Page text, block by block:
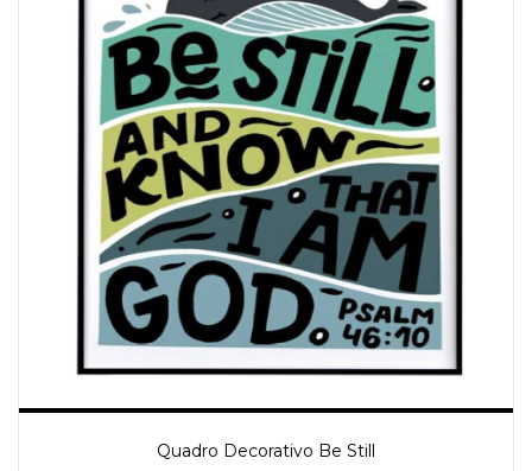
Quadro Decorativo Be Still